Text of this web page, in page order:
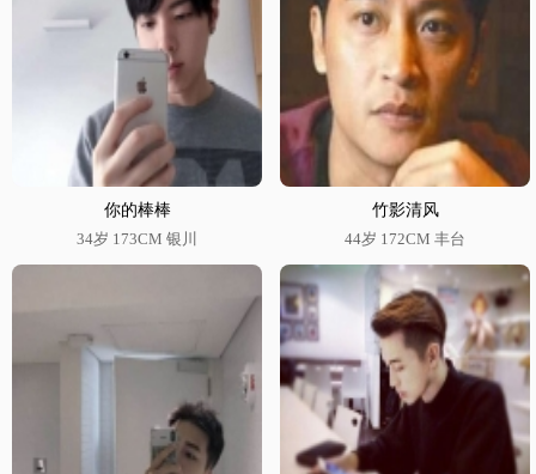
你的棒棒
34岁 173CM 银川
竹影清风
44岁 172CM 丰台